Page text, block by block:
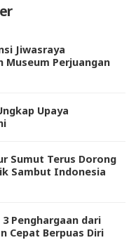
Jiwasraya
Museum Perjuangan
Upaya
Sumut Terus Dorong
Sambut Indonesia
Penghargaan dari
Cepat Berpuas Diri